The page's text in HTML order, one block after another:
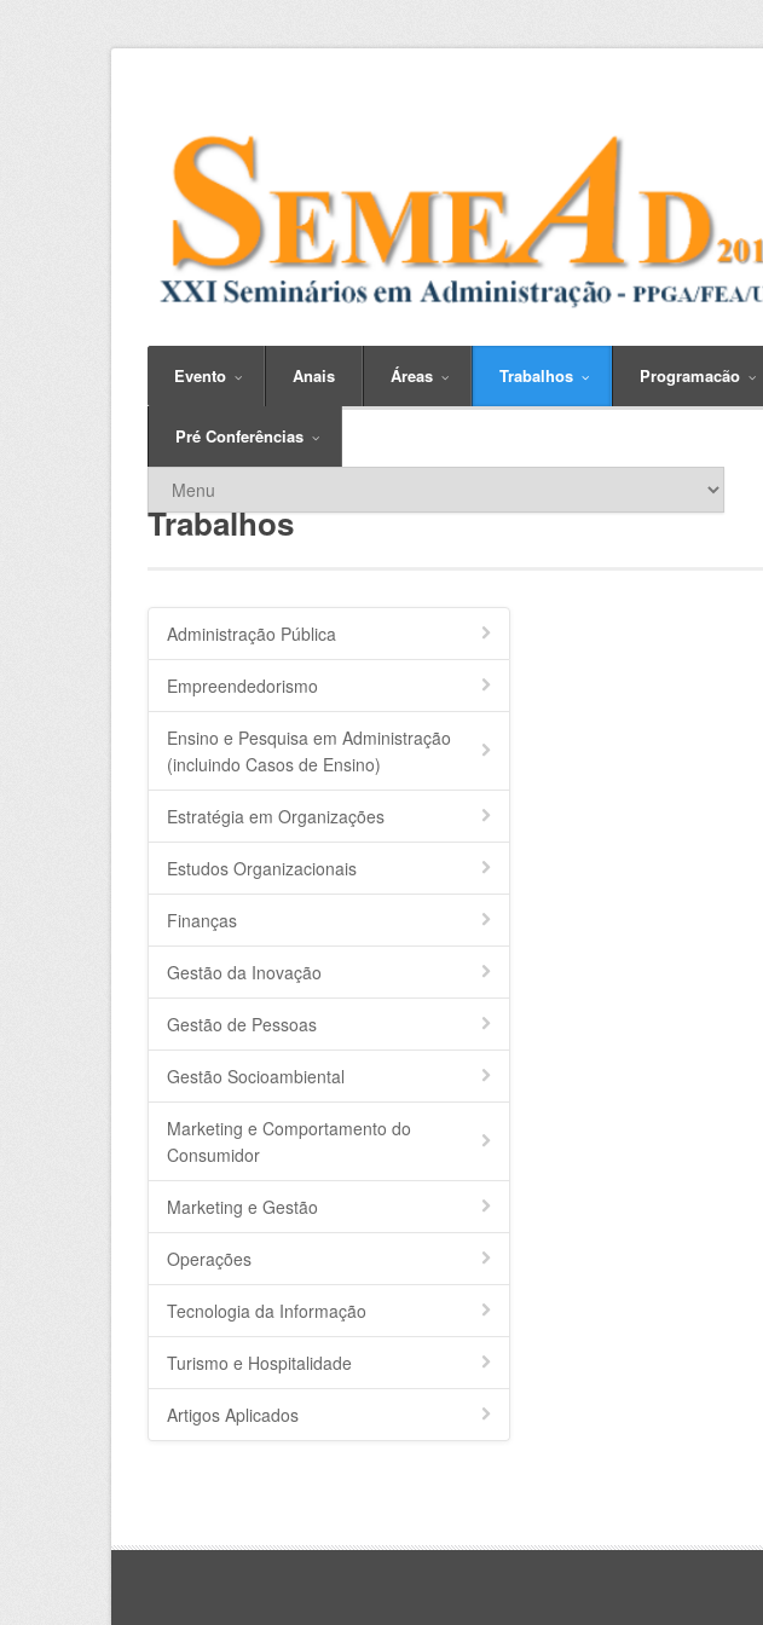
Evento Anais Áreas Trabalhos Programacão
Pré Conferências
Trabalhos
Administração Pública
Empreendedorismo
Ensino e Pesquisa em Administração
(incluindo Casos de Ensino)
Estratégia em Organizações
Estudos Organizacionais
Finanças
Gestão da Inovação
Gestão de Pessoas
Gestão Socioambiental
Marketing e Comportamento do
Consumidor
Marketing e Gestão
Operações
Tecnologia da Informação
Turismo e Hospitalidade
Artigos Aplicados